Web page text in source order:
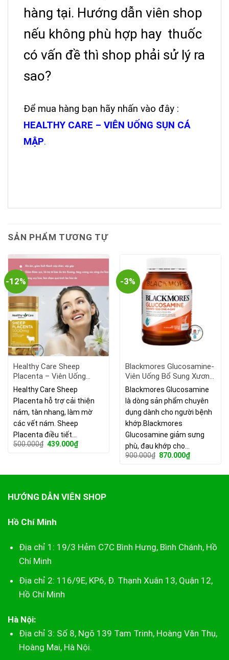
hàng tại. Hướng dẫn viên shop
nếu không phù hợp hay thuốc
có vấn đề thì shop phải sử lý ra
sao?
Để mua hàng bạn hãy nhấn vào đây :
HEALTHY CARE – VIÊN UỐNG SỤN CÁ
MẬP.
SẢN PHẨM TƯƠNG TỰ
-12%
Healthy Care Sheep
Placenta – Viên Uống
Nhau Thai Cừu Hỗ Trợ
Làm Đẹp Da.
Healthy Care Sheep
Placenta hỗ trợ cải thiện
nám, tàn nhang, làm mờ
các vết nám. Sheep
Placenta điều tiết…
500.000₫ Giá
439.000₫Giá
hiện
-3%
Blackmores Glucosamine-
Viên Uống Bổ Sung Xương
Khớp
Blackmores Glucosamine
là dòng sản phẩm chuyên
dụng dành cho người bệnh
khớp.Blackmores
Glucosamine giảm sưng
phù, đau khớp cho…
900.000₫ Giá
900.000₫.
870.000₫Giá
hiện
là:
HƯỚNG DẪN VIÊN SHOP
Hồ Chí Minh
Địa chỉ 1: 19/3 Hẻm C7C Bình Hưng, Bình Chánh, Hồ
Chí Minh
Địa chỉ 2: 116/9E, KP6, Đ. Thạnh Xuân 13, Quận 12,
Hồ Chí Minh
Hà Nội:
Địa chỉ 3: Số 8, Ngõ 139 Tam Trinh, Hoàng Văn Thụ,
Hoàng Mai, Hà Nội.